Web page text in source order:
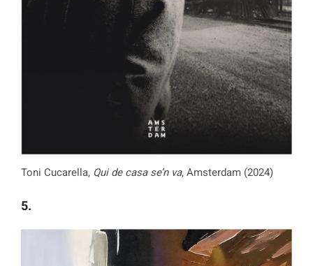
Toni Cucarella, Qui de casa se’n va, Amsterdam (2024)
5.